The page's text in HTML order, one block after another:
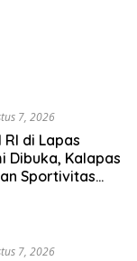
7, 2026
RI di Lapas
Dibuka, Kalapas
Sportivitas
Binaan.
7, 2026